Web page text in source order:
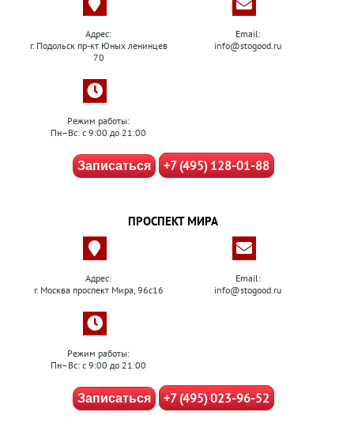
Адрес:
г. Подольск пр-кт Юных ленинцев
70
Email:
info@stogood.ru
Режим работы:
Пн–Вс: с 9:00 до 21:00
Записаться +7 (495) 128-01-88
ПРОСПЕКТ МИРА
Адрес:
г. Москва проспект Мира, 96с16
Email:
info@stogood.ru
Режим работы:
Пн–Вс: с 9:00 до 21:00
Записаться +7 (495) 023-96-52